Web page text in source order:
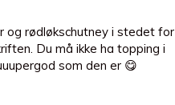
og rødløkschutney i stedet for
Du må ikke ha topping i
som den er 😋